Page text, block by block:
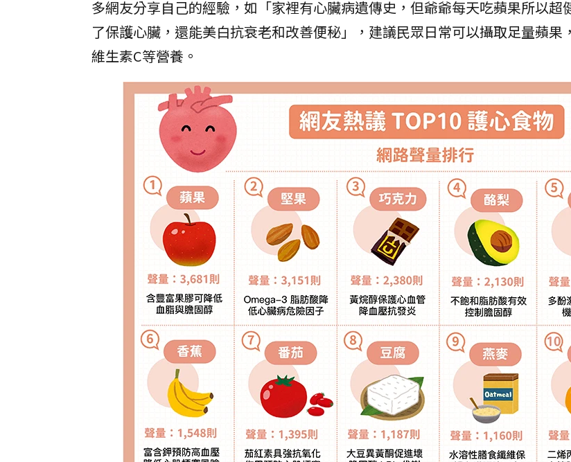
多網友分享自己的經驗，如「家裡有心臟病遺傳史，但爺爺每天吃蘋果所以超
了保護心臟，還能美白抗衰老和改善便秘」，建議民眾日常可以攝取足量蘋果
維生素C等營養。